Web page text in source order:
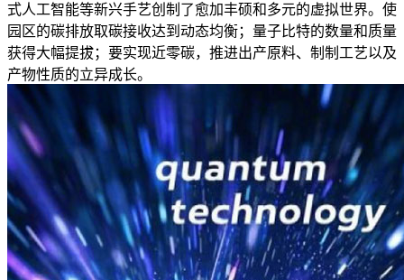
式人工智能等新兴手艺创制了愈加丰硕和多元的虚拟世界。使
园区的碳排放取碳接收达到动态均衡；量子比特的数量和质量
获得大幅提拔；要实现近零碳，推进出产原料、制制工艺以及
产物性质的立异成长。